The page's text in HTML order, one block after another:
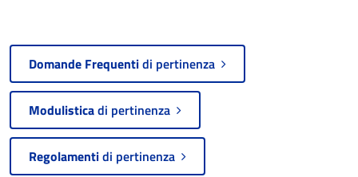
Domande Frequentidi pertinenza
Modulisticadi pertinenza
Regolamentidi pertinenza